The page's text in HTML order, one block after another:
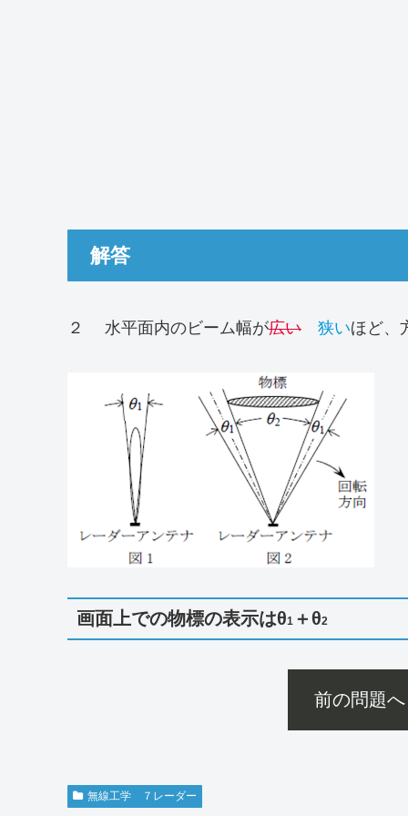
解答
２ 水平面内のビーム幅が広い 狭いほど、
画面上での物標の表示はθ1 ＋θ2
前の問題へ
無線工学 ７レーダー